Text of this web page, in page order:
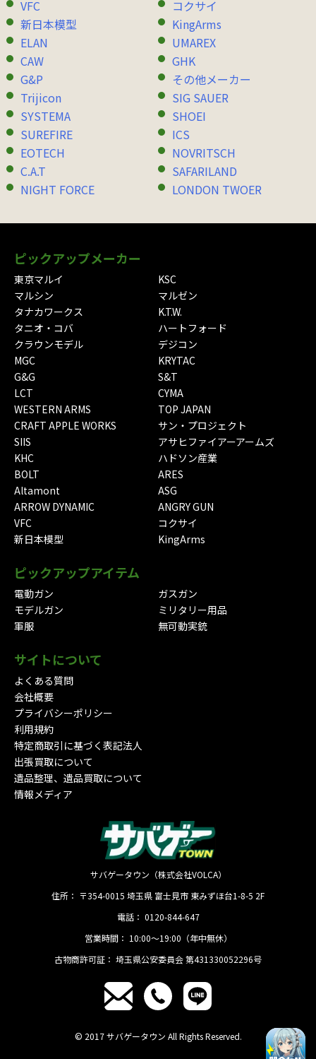
VFC
コクサイ
新日本模型
KingArms
ELAN
UMAREX
CAW
GHK
G&P
その他メーカー
Trijicon
SIG SAUER
SYSTEMA
SHOEI
SUREFIRE
ICS
EOTECH
NOVRITSCH
C.A.T
SAFARILAND
NIGHT FORCE
LONDON TWOER
ピックアップメーカー
東京マルイ
KSC
マルシン
マルゼン
タナカワークス
K.T.W.
タニオ・コバ
ハートフォード
クラウンモデル
デジコン
MGC
KRYTAC
G&G
S&T
LCT
CYMA
WESTERN ARMS
TOP JAPAN
CRAFT APPLE WORKS
サン・プロジェクト
SIIS
アサヒファイアーアームズ
KHC
ハドソン産業
BOLT
ARES
Altamont
ASG
ARROW DYNAMIC
ANGRY GUN
VFC
コクサイ
新日本模型
KingArms
ピックアップアイテム
電動ガン
ガスガン
モデルガン
ミリタリー用品
軍服
無可動実銃
サイトについて
よくある質問
会社概要
プライバシーポリシー
利用規約
特定商取引に基づく表記法人
出張買取について
遺品整理、遺品買取について
情報メディア
サバゲータウン（株式会社VOLCA）
住所： 〒354-0015 埼玉県 富士見市 東みずほ台1-8-5 2F
電話： 0120-844-647
営業時間： 10:00〜19:00（年中無休）
古物商許可証： 埼玉県公安委員会 第431330052296号
© 2017 サバゲータウン All Rights Reserved.